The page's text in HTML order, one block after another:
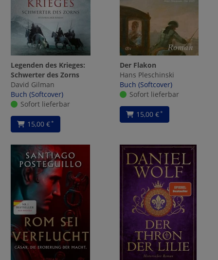
Legenden des Krieges:
Schwerter des Zorns
David Gilman
Buch (Softcover)
Sofort lieferbar
15,00 €*
Der Flakon
Hans Pleschinski
Buch (Softcover)
Sofort lieferbar
15,00 €*